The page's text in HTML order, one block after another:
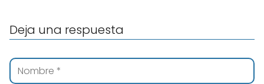
Deja una respuesta